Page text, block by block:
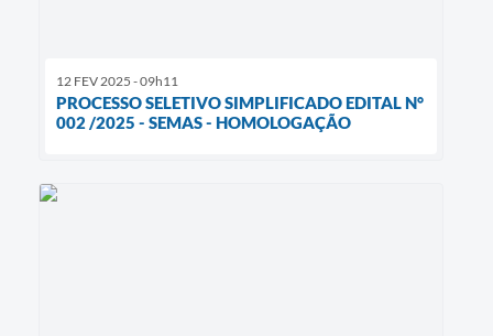
12 FEV 2025 - 09h11
PROCESSO SELETIVO SIMPLIFICADO EDITAL N°
002 /2025 - SEMAS - HOMOLOGAÇÃO